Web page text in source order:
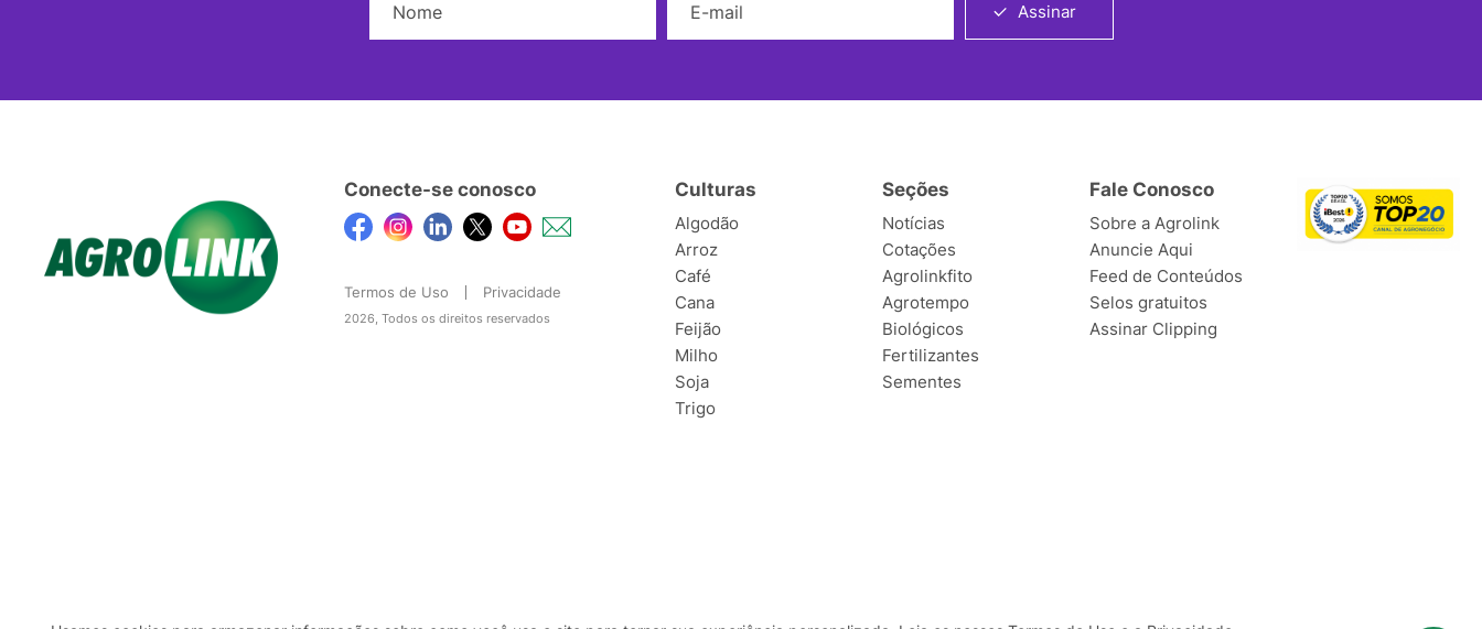
Assinar
Conecte-se conosco
Termos de Uso Privacidade
2026, Todos os direitos reservados
Culturas
Algodão
Arroz
Café
Cana
Feijão
Milho
Soja
Trigo
Seções
Notícias
Cotações
Agrolinkfito
Agrotempo
Biológicos
Fertilizantes
Sementes
Fale Conosco
Sobre a Agrolink
Anuncie Aqui
Feed de Conteúdos
Selos gratuitos
Assinar Clipping